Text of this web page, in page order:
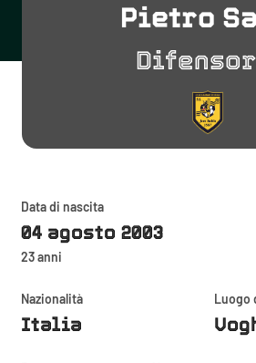
Pietro
Data di nascita
04 agosto 2003
23 anni
Nazionalità
Italia
Luogo